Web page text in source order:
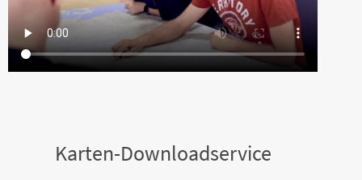
Karten-Downloadservice